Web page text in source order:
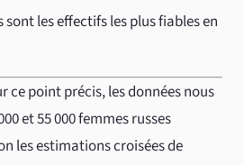
sont les effectifs les plus fiables en
ce point précis, les données nous
et 55 000 femmes russes
les estimations croisées de